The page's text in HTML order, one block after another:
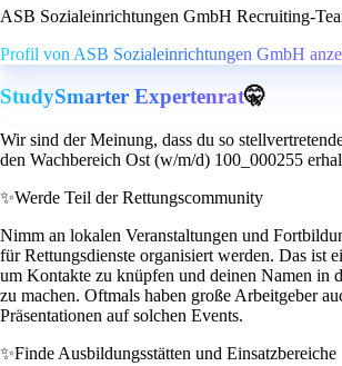
ASB Sozialeinrichtungen GmbH Recruiting-
Profil von ASB Sozialeinrichtungen GmbH
StudySmarter Expertenrat🤫
Wir sind der Meinung, dass du so
den Wachbereich Ost (w/m/d) 100_000255
✨Werde Teil der Rettungscommunity
Nimm an lokalen Veranstaltungen und
für Rettungsdienste organisiert werden. Das ist
um Kontakte zu knüpfen und deinen Namen in
zu machen. Oftmals haben große Arbeitgeber
Präsentationen auf solchen Events.
✨Finde Ausbildungsstätten und Einsatzbereiche